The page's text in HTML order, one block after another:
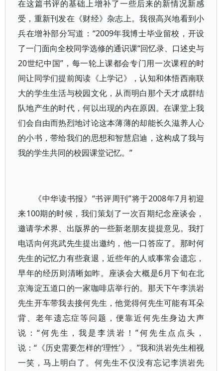
在这篇书评的基础上增补了一些后来的新情况新感
受，重新刊发在《财经》杂志上。我很高兴地看到小
兵在增补部分写道：“2009年我博士毕业留校，开设
了一门面向全校同学选修的通识课“回忆录、口述史与
20世纪中国”，每一轮上课都会专门用一次课程的时
间让同学们提前阅读《上学记》，认知和体悟西南联
大的学生生活与校园文化，从而明白那个天才成群结
队地产生的时代，何以出现的内在原因。在课堂上我
们会自由而热烈地讨论这本薄薄的却能长久滋养人心
的小书，带给我们的思想和智慧启迪，这构成了我与
我的学生共同的校园课堂记忆。”
《中华读书报》“书评周刊”将于2008年7月初迎
来100期的时候，我们策划了一次百期纪念座谈会，
邀请学术界、出版界的一些新老朋友提提意见。我打
电话向何兆武先生提出邀约，他一口答应了。那时何
先生的记忆力有些衰退，近些年的人或事常会遗忘，
早年的经历则清晰如昨。座谈会大概是6月下旬在北
京海淀五道口的一家咖啡店举行的。那天下午李洪岩
先生开车带我去接何先生，他觉得何先生可能有耳朵
背、老年遗忘症等问题，便靠近何先生身边大声
说：“何先生，我是李洪岩！”何先生点点头，
说：“《历史需要怎样的‘理性’》。”我和洪岩先生相视
一笑，马上明白了。何先生不仅没有忘记李洪岩先